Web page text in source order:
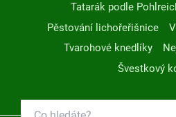
Tatarák podle
Pěstování lichořeřišnice
Tvarohové knedlíky
Švestkový